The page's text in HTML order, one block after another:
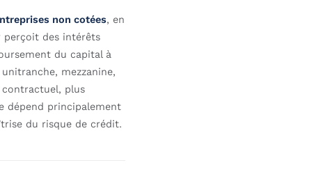
non cotées, en
perçoit des intérêts
du capital à
mezzanine,
plus
dépend principalement
du risque de crédit.